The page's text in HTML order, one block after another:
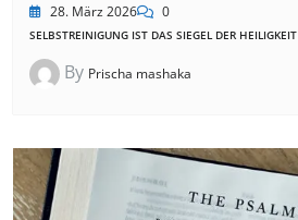
28. März 2026 0
SELBSTREINIGUNG IST DAS SIEGEL DER HEILIGKEIT
By Prischa mashaka